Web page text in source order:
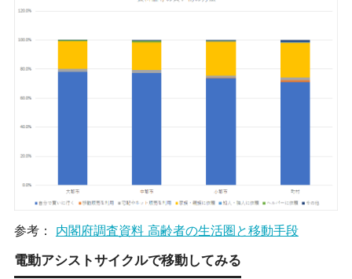
参考： 内閣府調査資料 高齢者の生活圏と移動手段
電動アシストサイクルで移動してみる